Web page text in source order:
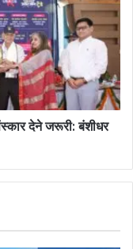
देने जरूरी: बंशीधर